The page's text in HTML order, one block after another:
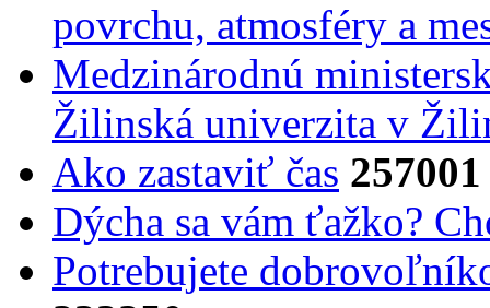
povrchu, atmosféry a
Medzinárodnú
Žilinská univerzita v
Ako zastaviť čas 257001
Dýcha sa vám ťažko?
Potrebujet​e